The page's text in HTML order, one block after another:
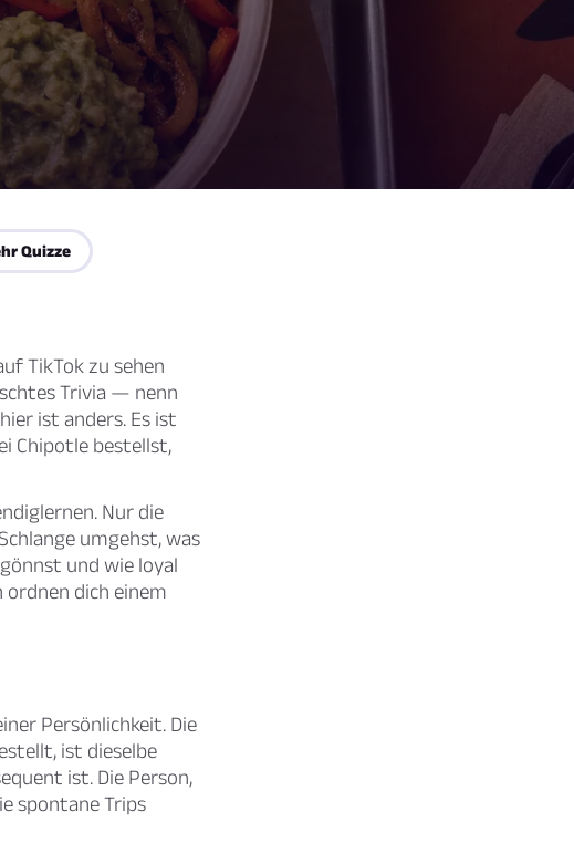
Quizze
TikTok zu sehen
Trivia — nenn
ist anders. Es ist
Chipotle bestellst,
Nur die
umgehst, was
und wie loyal
dich einem
Persönlichkeit. Die
ist dieselbe
ist. Die Person,
spontane Trips